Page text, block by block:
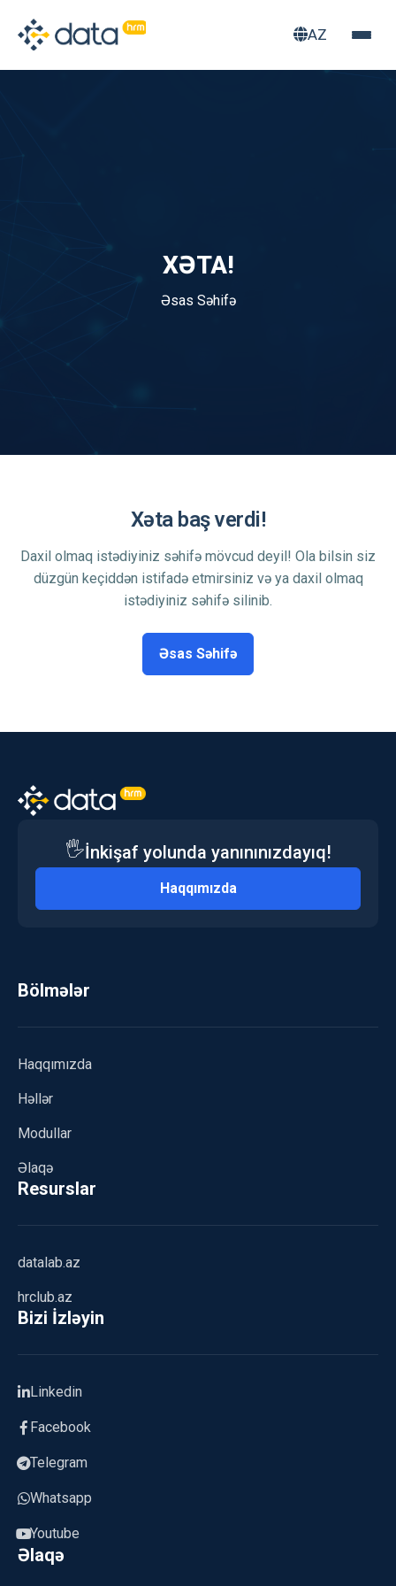
AZ
XƏTA!
Əsas Səhifə
Xəta baş verdi!
Daxil olmaq istədiyiniz səhifə mövcud deyil! Ola bilsin siz
düzgün keçiddən istifadə etmirsiniz və ya daxil olmaq
istədiyiniz səhifə silinib.
Əsas Səhifə
🖐️İnkişaf yolunda yanınınızdayıq!
Haqqımızda
Bölmələr
Haqqımızda
Həllər
Modullar
Əlaqə
Resurslar
datalab.az
hrclub.az
Bizi İzləyin
Linkedin
Facebook
Telegram
Whatsapp
Youtube
Əlaqə